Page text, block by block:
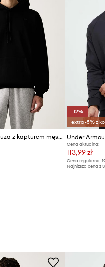
Under Armour bluza z kapturem męska z bawełną Icon
-12%
extra -5% z
Under
Cena aktualna:
113,99 zł
Cena regularna:
Najniższa cena z